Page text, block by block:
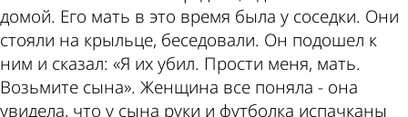
домой. Его мать в это время была у соседки. Они
стояли на крыльце, беседовали. Он подошел к
ним и сказал: «Я их убил. Прости меня, мать.
Возьмите сына». Женщина все поняла - она
увидела, что у сына руки и футболка испачканы